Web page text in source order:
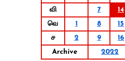
வி
7 14
வெ
1 8 15
ச
2 9 16
Archive
2022